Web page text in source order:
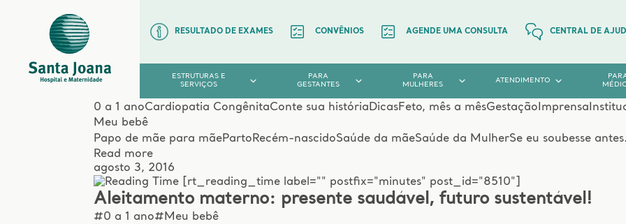
RESULTADO DE EXAMES CONVÊNIOS AGENDE UMA CONSULTA CENTRAL DE
ESTRUTURAS E
SERVIÇOS
PARA
GESTANTES
PARA
MULHERES
ATENDIMENTO
0 a 1 anoCardiopatia CongênitaConte sua história DicasFeto, mês a mêsGestação Imprensa
Meu bebê
Papo de mãe para mãeParto Recém-nascidoSaúde da mãeSaúde da MulherSe eu soubesse
Read more
agosto 3, 2016
[rt_reading_time label="" postfix="minutes" post_id="8510"]
Aleitamento materno: presente saudável, futuro sustentável!
#0 a 1 ano#Meu bebê